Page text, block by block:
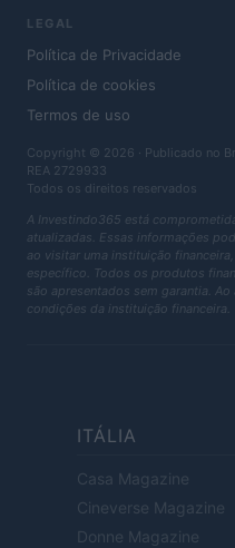
LEGAL
Política de Privacidade
Política de cookies
Termos de uso
Copyright © 2026 · Publicado no
REA 2729933
Todos os direitos reservados
A Investindo365 está
atualizadas. Essas informações
ao visitar uma instituição
específico. Todos os produtos
são apresentados sem garantia.
condições da instituição financeira.
ITÁLIA
Casa Magazine
Cineverse Magazine
Donne Magazine